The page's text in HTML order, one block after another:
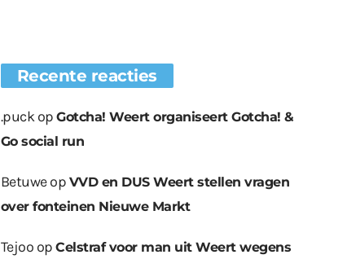
Recente reacties
.puckopGotcha! Weert organiseert Gotcha! &
Go social run
Betuweop VVD en DUS Weert stellen vragen
over fonteinen Nieuwe Markt
Tejoo opCelstraf voor man uit Weert wegens